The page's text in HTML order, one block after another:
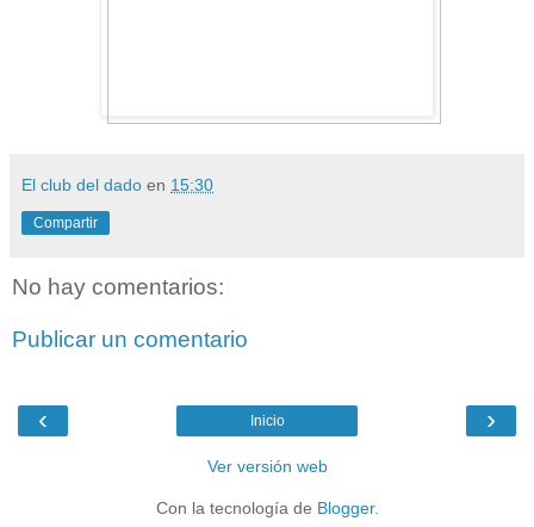
El club del dado en 15:30
Compartir
No hay comentarios:
Publicar un comentario
‹ ›
Inicio
Ver versión web
Con la tecnología de Blogger.